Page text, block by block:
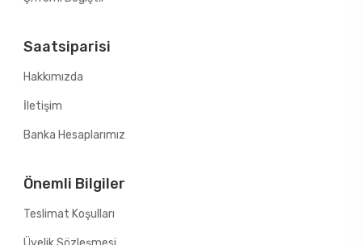
Saatsiparisi
Hakkımızda
İletişim
Banka Hesaplarımız
Önemli Bilgiler
Teslimat Koşulları